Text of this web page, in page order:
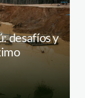
desafíos y